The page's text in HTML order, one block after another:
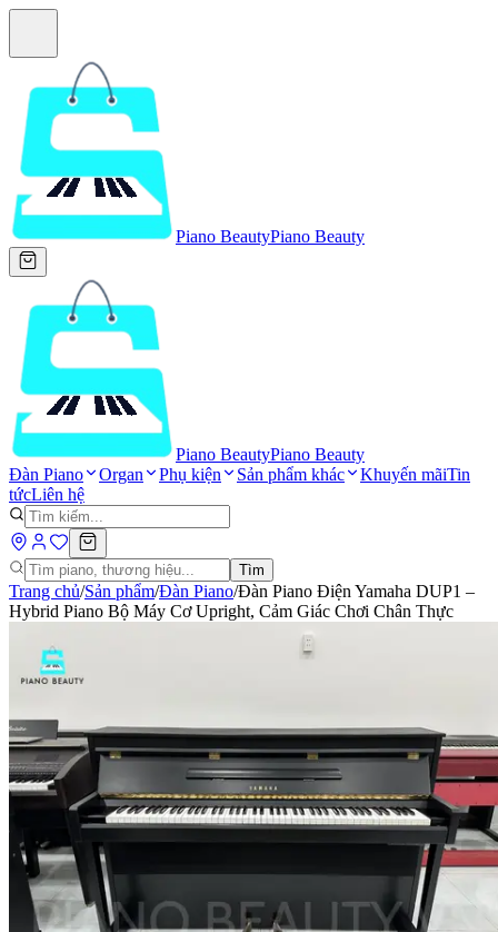
Piano BeautyPiano Beauty
Piano BeautyPiano Beauty
Đàn Piano
Organ Phụ kiện Sản phẩm khác Khuyến mãiTin
tứcLiên hệ
Tìm
Trang chủ/Sản phẩm/Đàn Piano/Đàn Piano Điện Yamaha DUP1 –
Hybrid Piano Bộ Máy Cơ Upright, Cảm Giác Chơi Chân Thực